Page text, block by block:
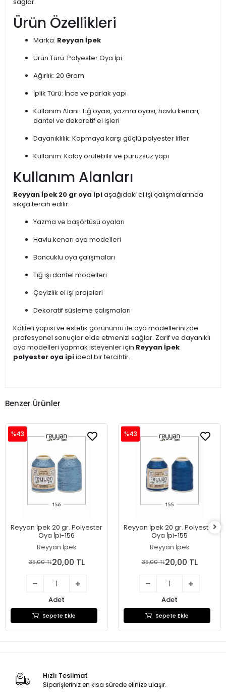
sağlar.
Ürün Özellikleri
Marka: Reyyan İpek
Ürün Türü: Polyester Oya İpi
Ağırlık: 20 Gram
İplik Türü: İnce ve parlak yapı
Kullanım Alanı: Tığ oyası, yazma oyası, havlu kenarı,
dantel ve dekoratif el işleri
Dayanıklılık: Kopmaya karşı güçlü polyester lifler
Kullanım: Kolay örülebilir ve pürüzsüz yapı
Kullanım Alanları
Reyyan İpek 20 gr oya ipiaşağıdaki el işi çalışmalarında
sıkça tercih edilir:
Yazma ve başörtüsü oyaları
Havlu kenarı oya modelleri
Boncuklu oya çalışmaları
Tığ işi dantel modelleri
Çeyizlik el işi projeleri
Dekoratif süsleme çalışmaları
Kaliteli yapısı ve estetik görünümü ile oya modellerinizde
profesyonel sonuçlar elde etmenizi sağlar. Zarif ve dayanıklı
oya modelleri yapmak isteyenler için Reyyan İpek
polyester oya ipiideal bir tercihtir.
Benzer Ürünler
Reyyan İpek 20 gr. Polyester
Oya İpi-156
Reyyan İpek
%43
35,00 TL20,00 TL
Adet
Sepete Ekle
Reyyan İpek 20 gr. Polyester
Oya İpi-155
Reyyan İpek
%43
35,00 TL20,00 TL
Adet
Sepete Ekle
Hızlı Teslimat
Siparişleriniz en kısa sürede elinize ulaşır.